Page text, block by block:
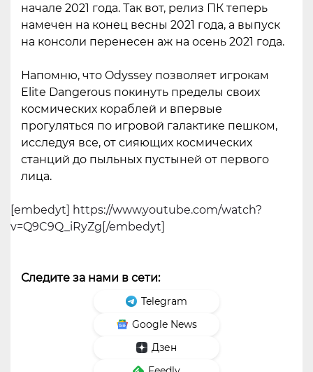
начале 2021 года. Так вот, релиз ПК теперь
намечен на конец весны 2021 года, а выпуск
на консоли перенесен аж на осень 2021 года.
Напомню, что Odyssey позволяет игрокам
Elite Dangerous покинуть пределы своих
космических кораблей и впервые
прогуляться по игровой галактике пешком,
исследуя все, от сияющих космических
станций до пыльных пустыней от первого
лица.
[embedyt] https://www.youtube.com/watch?
v=Q9C9Q_iRyZg[/embedyt]
Следите за нами в сети:
Telegram
Google News
Дзен